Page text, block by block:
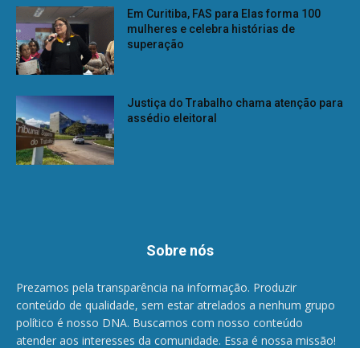
Em Curitiba, FAS para Elas forma 100
mulheres e celebra histórias de
superação
Justiça do Trabalho chama atenção para
assédio eleitoral
Sobre nós
Prezamos pela transparência na informação. Produzir
conteúdo de qualidade, sem estar atrelados a nenhum grupo
político é nosso DNA. Buscamos com nosso conteúdo
atender aos interesses da comunidade. Essa é nossa missão!